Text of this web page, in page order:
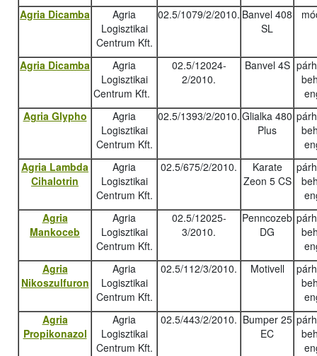
Agria Dicamba
Agria
Logisztikai
Centrum Kft.
02.5/1079/2/2010. Banvel 408
SL
Agria Dicamba
Agria
Logisztikai
Centrum Kft.
02.5/12024-
2/2010.
Banvel 4S
Agria Glypho
Agria
Logisztikai
Centrum Kft.
02.5/1393/2/2010. Glialka 480
Plus
Agria Lambda
Cihalotrin
Agria
Logisztikai
Centrum Kft.
02.5/675/2/2010.
Karate
Zeon 5 CS
Agria
Mankoceb
Agria
Logisztikai
Centrum Kft.
02.5/12025-
3/2010.
Penncozeb
DG
Agria
Nikoszulfuron
Agria
Logisztikai
Centrum Kft.
02.5/112/3/2010. Motivell
Agria
Propikonazol
Agria
Logisztikai
Centrum Kft.
02.5/443/2/2010. Bumper 25
EC